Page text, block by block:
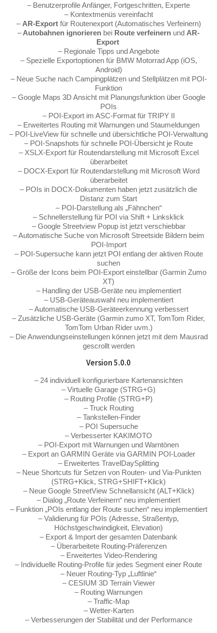
– Benutzerprofile Anfänger, Fortgeschritten, Experte
– Kontextmenüs vereinfacht
– AR-Exportfür Routenexport (Automatisches Verfeinern)
–Autobahnen ignorieren bei Route verfeinern und AR-
Export
– Regionale Tipps und Angebote
– Spezielle Exportoptionen für BMW Motorrad App (iOS,
Android)
– Neue Suche nach Campingplätzen und Stellplätzen mit POI-
Funktion
– Google Maps 3D Ansicht mit Planungsfunktion über Google
POIs
– POI-Export im ASC-Format für TRIPY II
– Erweitertes Routing mit Warnungen und Staumeldungen
– POI-LiveView für schnelle und übersichtliche POI-Verwaltung
– POI-Snapshots für schnelle POI-Übersicht je Route
– XSLX-Export für Routendarstellung mit Microsoft Excel
überarbeitet
– DOCX-Export für Routendarstellung mit Microsoft Word
überarbeitet
– POIs in DOCX-Dokumenten haben jetzt zusätzlich die
Distanz zum Start
– POI-Darstellung als „Fähnchen“
– Schnellerstellung für POI via Shift + Linksklick
– Google Streetview Popup ist jetzt verschiebbar
– Automatische Suche von Microsoft Streetside Bildern beim
POI-Import
– POI-Supersuche kann jetzt POI entlang der aktiven Route
suchen
– Größe der Icons beim POI-Export einstellbar (Garmin Zumo
XT)
– Handling der USB-Geräte neu implementiert
– USB-Geräteauswahl neu implementiert
– Automatische USB-Geräteerkennung verbessert
– Zusätzliche USB-Geräte (Garmin zumo XT, TomTom Rider,
TomTom Urban Rider uvm.)
– Die Anwendungseinstellungen können jetzt mit dem Mausrad
gescrollt werden
Version 5.0.0
– 24 individuell konfigurierbare Kartenansichten
– Virtuelle Garage (STRG+G)
– Routing Profile (STRG+P)
– Truck Routing
– Tankstellen-Finder
– POI Supersuche
– Verbesserter KAKIMOTO
– POI-Export mit Warnungen und Warntönen
– Export an GARMIN Geräte via GARMIN POI-Loader
– Erweitertes TravelDaySplitting
– Neue Shortcuts für Setzen von Routen- und Via-Punkten
(STRG+Klick, STRG+SHIFT+Klick)
– Neue Google StreetView Schnellansicht (ALT+Klick)
– Dialog „Route Verfeinern“ neu implementiert
– Funktion „POIs entlang der Route suchen“ neu implementiert
– Validierung für POIs (Adresse, Straßentyp,
Höchstgeschwindigkeit, Elevation)
– Export & Import der gesamten Datenbank
– Überarbeitete Routing-Präferenzen
– Erweitertes Video-Rendering
– Individuelle Routing-Profile für jedes Segment einer Route
– Neuer Routing-Typ „Luftlinie“
– CESIUM 3D Terrain Viewer
– Routing Warnungen
– Traffic-Map
– Wetter-Karten
– Verbesserungen der Stabilität und der Performance